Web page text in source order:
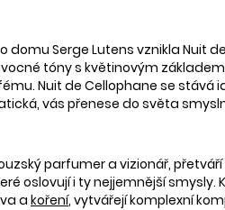
domu Serge Lutens vznikla Nuit
tóny s květinovým
Nuit de Cellophane se stává
vás přenese do světa
parfumer a vizionář,
oslovují i ty nejjemnější smysly.
a koření, vytvářejí komplexní